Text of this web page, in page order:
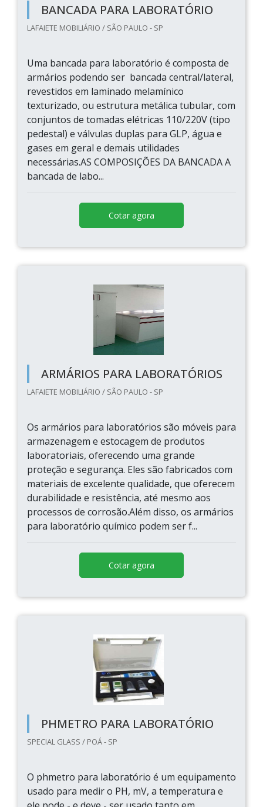
BANCADA PARA LABORATÓRIO
LAFAIETE MOBILIÁRIO / SÃO PAULO - SP
Uma bancada para laboratório é composta de
armários podendo ser bancada central/lateral,
revestidos em laminado melamínico
texturizado, ou estrutura metálica tubular, com
conjuntos de tomadas elétricas 110/220V (tipo
pedestal) e válvulas duplas para GLP, água e
gases em geral e demais utilidades
necessárias.AS COMPOSIÇÕES DA BANCADA A
bancada de labo...
Cotar agora
ARMÁRIOS PARA LABORATÓRIOS
LAFAIETE MOBILIÁRIO / SÃO PAULO - SP
Os armários para laboratórios são móveis para
armazenagem e estocagem de produtos
laboratoriais, oferecendo uma grande
proteção e segurança. Eles são fabricados com
materiais de excelente qualidade, que oferecem
durabilidade e resistência, até mesmo aos
processos de corrosão.Além disso, os armários
para laboratório químico podem ser f...
Cotar agora
PHMETRO PARA LABORATÓRIO
SPECIAL GLASS / POÁ - SP
O phmetro para laboratório é um equipamento
usado para medir o PH, mV, a temperatura e